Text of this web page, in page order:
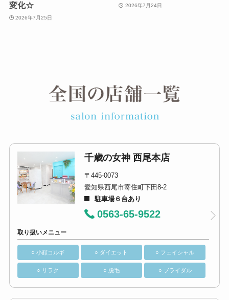
変化☆
2026年7月25日
2026年7月24日
千歳の女神 西尾本店
〒445-0073
愛知県西尾市寄住町下田8-2
駐車場６台あり
0563-65-9522
取り扱いメニュー
○ 小顔コルギ ○ ダイエット ○ フェイシャル
○ リラク ○ 脱毛 ○ ブライダル